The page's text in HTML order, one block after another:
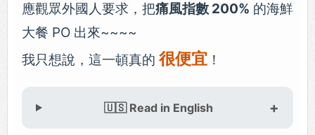
應觀眾外國人要求，把痛風指數 200% 的海鮮
大餐 PO 出來~~~~
我只想說，這一頓真的 很便宜 ！
🇺🇸 Read in English